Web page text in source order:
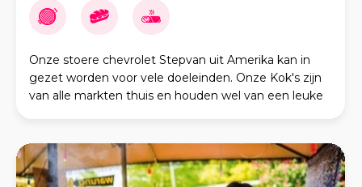
Onze stoere chevrolet Stepvan uit Amerika kan in
gezet worden voor vele doeleinden. Onze Kok's zijn
van alle markten thuis en houden wel van een leuke